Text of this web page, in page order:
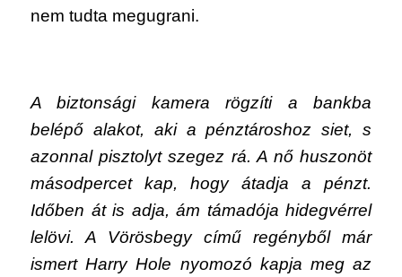
nem tudta megugrani.
A biztonsági kamera rögzíti a bankba
belépő alakot, aki a pénztároshoz siet, s
azonnal pisztolyt szegez rá. A nő huszonöt
másodpercet kap, hogy átadja a pénzt.
Időben át is adja, ám támadója hidegvérrel
lelövi. A Vörösbegy című regényből már
ismert Harry Hole nyomozó kapja meg az